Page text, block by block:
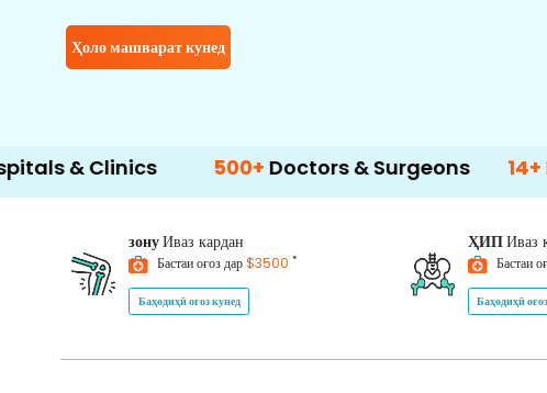
Ҳоло машварат кунед
500+ Doctors & Surgeons 14+
зонуИваз кардан
Бастаи оғоз дар$3500 *
Баҳодиҳӣ оғоз кунед
ҲИПИваз
Бастаи
Баҳодиҳӣ